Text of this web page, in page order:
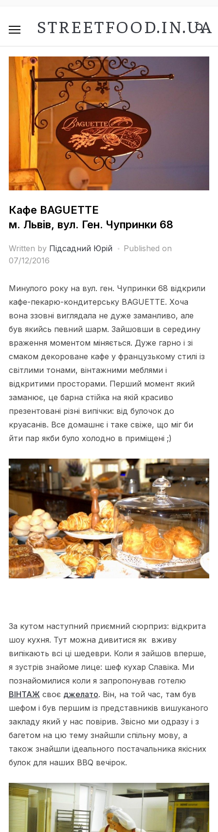
STREETFOOD.IN.UA
Кафе BAGUETTE
м. Львів, вул. Ген. Чупринки 68
Written by Підсадний Юрій
Published on
07/12/2016
Минулого року на вул. ген. Чупринки 68 відкрили
кафе-пекарю-кондитерську BAGUETTE. Хоча
вона ззовні виглядала не дуже заманливо, але
був якийсь певний шарм. Зайшовши в середину
враження моментом міняється. Дуже гарно і зі
смаком декороване кафе у французькому стилі із
світлими тонами, вінтажними меблями і
відкритими просторами. Перший момент який
заманює, це барна стійка на якій красиво
презентовані різні випічки: від булочок до
круасанів. Все домашнє і таке свіже, що міг би
йти пар якби було холодно в приміщені ;)
За кутом наступний приємний сюрприз: відкрита
шоу кухня. Тут можна дивитися як вживу
випікають всі ці шедеври. Коли я зайшов вперше,
я зустрів знайоме лице: шеф кухар Славіка. Ми
познайомилися коли я запропонував готелю
ВІНТАЖсвоє джелато. Він, на той час, там був
шефом і був першим із представників вишуканого
закладу який у нас повірив. Звісно ми одразу і з
багетом на цю тему знайшли спільну мову, а
також знайшли ідеального постачальника якісних
булок для наших BBQ вечірок.